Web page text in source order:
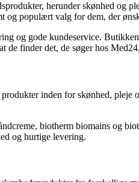
herunder skønhed og
populært valg for dem, der
og gode kundeservice.
finder det, de søger hos
inden for skønhed,
biotherm biomains og
og hurtige levering.